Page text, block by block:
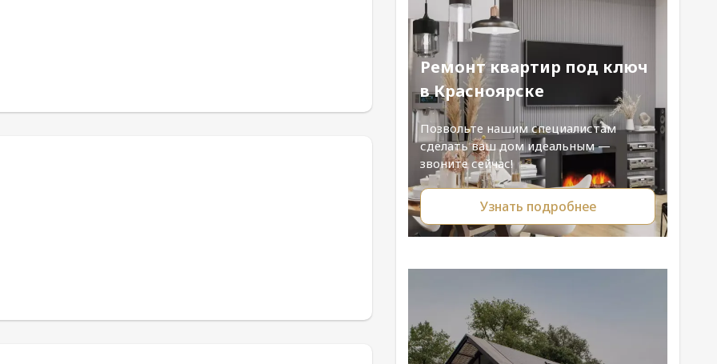
Ремонт квартир под ключ
в Красноярске
Позвольте нашим специалистам
сделать ваш дом идеальным —
звоните сейчас!
Узнать подробнее